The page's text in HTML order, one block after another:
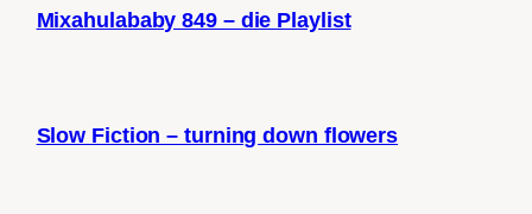
Mixahulababy 849 – die Playlist
Slow Fiction – turning down flowers